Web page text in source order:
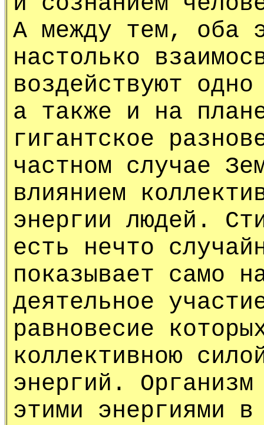
А между тем, оба
настолько
воздействуют
а также и на
гигантское
частном случае
влиянием
энергии людей.
есть нечто
показывает само
деятельное
равновесие
коллективною
энергий.
этими энергиями в